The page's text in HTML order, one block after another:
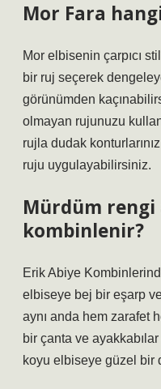
Mor Fara
Mor elbisenin çarpıcı
bir ruj seçerek
görünümden
olmayan rujunuzu
rujla dudak
ruju uygulayabilirsiniz.
Mürdüm rengi
kombinlenir?
Erik Abiye
elbiseye bej bir eşarp
aynı anda hem zarafet
bir çanta ve ayakkabılar
koyu elbiseye güzel bir